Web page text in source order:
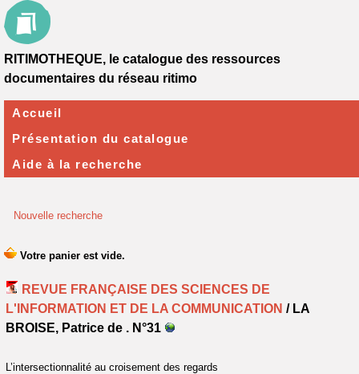
Nouvelle recherche
REVUE FRANÇAISE DES SCIENCES DE
L'INFORMATION ET DE LA COMMUNICATION / LA
BROISE, Patrice de . N°31
L’intersectionnalité au croisement des regards
RITIMOTHEQUE, le catalogue des ressources
documentaires du réseau ritimo
Accueil
Présentation du catalogue
Aide à la recherche